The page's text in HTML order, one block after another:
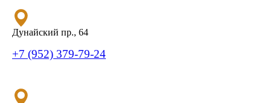
Дунайский пр., 64
+7 (952) 379-79-24